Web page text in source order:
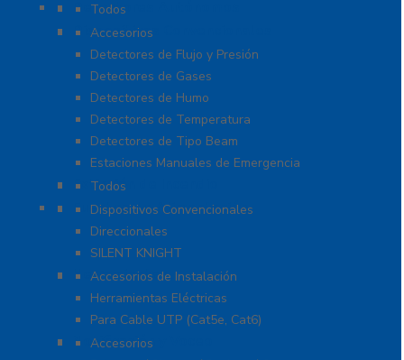
Detectores Autónomos
Todos
Dispositivos Convencionales
Accesorios
Detectores de Flujo y Presión
Detectores de Gases
Detectores de Humo
Detectores de Temperatura
Detectores de Tipo Beam
Estaciones Manuales de Emergencia
Extinción de Incendio
Todos
Fuentes de Alimentación
Dispositivos Convencionales
Direccionales
SILENT KNIGHT
Herramientas
Accesorios de Instalación
Herramientas Eléctricas
Para Cable UTP (Cat5e, Cat6)
Notificación y Voceo
Accesorios